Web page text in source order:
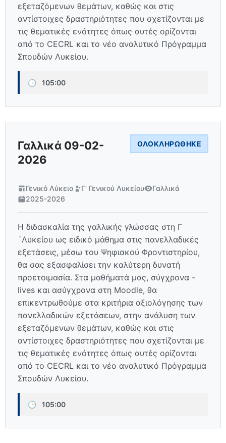
εξεταζόμενων θεμάτων, καθώς και στις
αντίστοιχες δραστηριότητες που σχετίζονται με
τις θεματικές ενότητες όπως αυτές ορίζονται
από το CECRL και το νέο αναλυτικό Πρόγραμμα
Σπουδών Λυκείου.
🕒 105:00
Γαλλικά 09-02-
2026
ΟΛΟΚΛΗΡΏΘΗΚΕ
Γενικό Λύκειο Γ' Γενικού Λυκείου
Γαλλικά
2025-2026
Η διδασκαλία της γαλλικής γλώσσας στη Γ
´Λυκείου ως ειδικό μάθημα στις πανελλαδικές
εξετάσεις, μέσω του Ψηφιακού Φροντιστηρίου,
θα σας εξασφαλίσει την καλύτερη δυνατή
προετοιμασία. Στα μαθήματά μας, σύγχρονα -
lives και ασύγχρονα στη Moodle, θα
επικεντρωθούμε στα κριτήρια αξιολόγησης των
πανελλαδικών εξετάσεων, στην ανάλυση των
εξεταζόμενων θεμάτων, καθώς και στις
αντίστοιχες δραστηριότητες που σχετίζονται με
τις θεματικές ενότητες όπως αυτές ορίζονται
από το CECRL και το νέο αναλυτικό Πρόγραμμα
Σπουδών Λυκείου.
🕒 105:00